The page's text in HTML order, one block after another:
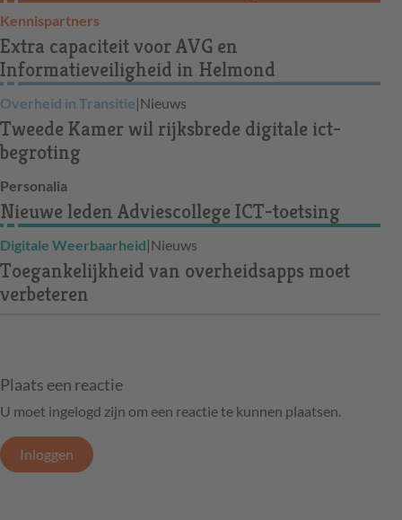
Kennispartners
Extra capaciteit voor AVG en
Informatieveiligheid in Helmond
Overheid in Transitie|Nieuws
Tweede Kamer wil rijksbrede digitale ict-
begroting
Personalia
Nieuwe leden Adviescollege ICT-toetsing
Digitale Weerbaarheid|Nieuws
Toegankelijkheid van overheidsapps moet
verbeteren
Plaats een reactie
U moet ingelogd zijn om een reactie te kunnen plaatsen.
Inloggen